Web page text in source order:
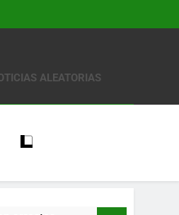
ALEATORIAS